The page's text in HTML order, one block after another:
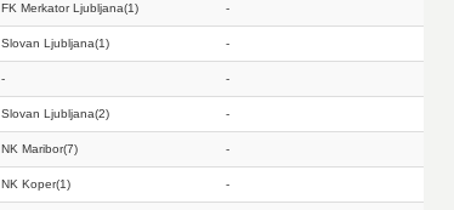
FK Merkator Ljubljana(1) -
Slovan Ljubljana(1) -
- -
Slovan Ljubljana(2) -
NK Maribor(7) -
NK Koper(1) -